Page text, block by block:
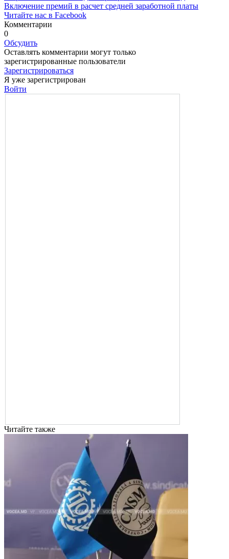
Включение премий в расчет средней заработной платы
Читайте нас в Facebook
Комментарии
0
Обсудить
Оставлять комментарии могут только
зарегистрированные пользователи
Зарегистрироваться
Я уже зарегистрирован
Войти
Читайте также